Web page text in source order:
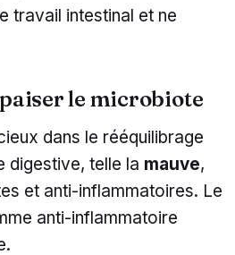
travail intestinal et ne
le microbiote
dans le rééquilibrage
digestive, telle la mauve,
et anti-inflammatoires. Le
anti-inflammatoire